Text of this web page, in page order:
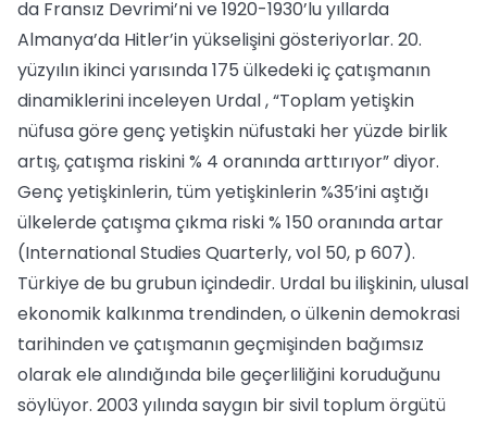
da Fransız Devrimi’ni ve 1920-1930’lu yıllarda
Almanya’da Hitler’in yükselişini gösteriyorlar. 20.
yüzyılın ikinci yarısında 175 ülkedeki iç çatışmanın
dinamiklerini inceleyen Urdal , “Toplam yetişkin
nüfusa göre genç yetişkin nüfustaki her yüzde birlik
artış, çatışma riskini % 4 oranında arttırıyor” diyor.
Genç yetişkinlerin, tüm yetişkinlerin %35’ini aştığı
ülkelerde çatışma çıkma riski % 150 oranında artar
(International Studies Quarterly, vol 50, p 607).
Türkiye de bu grubun içindedir. Urdal bu ilişkinin, ulusal
ekonomik kalkınma trendinden, o ülkenin demokrasi
tarihinden ve çatışmanın geçmişinden bağımsız
olarak ele alındığında bile geçerliliğini koruduğunu
söylüyor. 2003 yılında saygın bir sivil toplum örgütü